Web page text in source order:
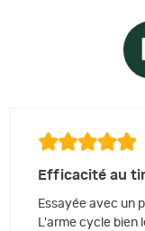
Efficacité au
Essayée avec un
L'arme cycle bien